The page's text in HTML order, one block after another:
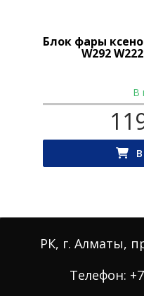
Блок фары
W292
В
РК, г. Алматы,
Телефон: